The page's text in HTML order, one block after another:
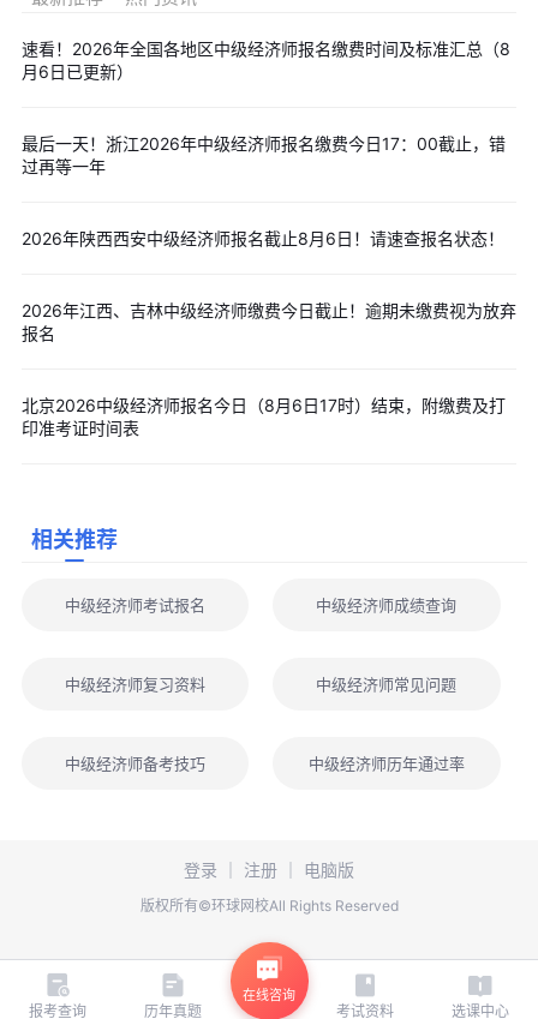
中、中专、职高、技校，下同)以上学历，均可报名参加初级经济专
(二)具备下列条件之一者，可以报名参加中级经济专业技术资
格考试：
满10年;
3.具备大学本科学历或学士学位，从事相关专业工作满4年;
4.具备第二学士学位或研究生班毕业，从事相关专业工作满2
5.具备硕士学位，从事相关专业工作满1年;
期不计入专业工作年限。
初级职业资格，可对应初级经济专业技术资格;取得房地产估价师、
人员中级职业资格，可对应中级经济专业技术资格；取得资产评估
根据《关于单独划定部分专业技术人员职业资格考试合格标准
有关事项的通知》(人社厅发〔2022〕25号)等有关规定，使用单独
划线初级经济专业技术资格证书申报中级经济考试的，只可在证书
速看！2026年全国各地区中级经济师报名缴费时间及标准汇总（8
月6日已更新）
最后一天！浙江2026年中级经济师报名缴费今日17：00截止，错
过再等一年
2026年陕西西安中级经济师报名截止8月6日！请速查报名状态！
2026年江西、吉林中级经济师缴费今日截止！逾期未缴费视为放弃
报名
北京2026中级经济师报名今日（8月6日17时）结束，附缴费及打
印准考证时间表
相关推荐
中级经济师考试报名 中级经济师成绩查询
中级经济师复习资料 中级经济师常见问题
中级经济师备考技巧 中级经济师历年通过率
登录 注册 电脑版
版权所有©环球网校All Rights Reserved
报考查询 历年真题
在线咨询
考试资料 选课中心